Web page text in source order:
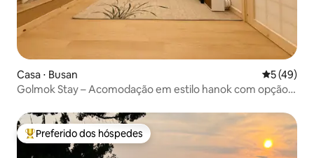
Casa ⋅ Busan 5 de uma
5 (49)
Golmok Stay – Acomodação em estilo hanok com opção
mercado noturno
Entre os melhores preferidos dos hóspedes
Preferido dos hóspedes